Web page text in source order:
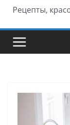
Рецепты,